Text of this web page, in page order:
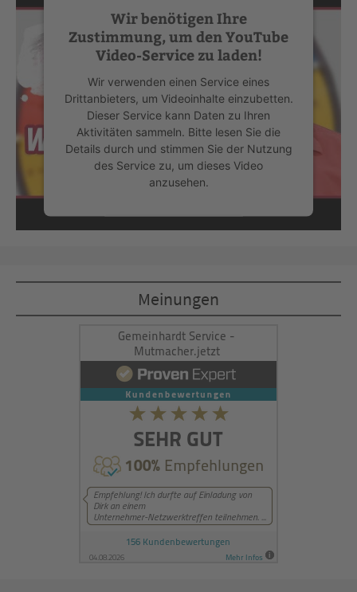
Wir benötigen Ihre
Zustimmung, um den YouTube
Video-Service zu laden!
Wir verwenden einen Service eines
Drittanbieters, um Videoinhalte einzubetten.
Dieser Service kann Daten zu Ihren
Aktivitäten sammeln. Bitte lesen Sie die
Details durch und stimmen Sie der Nutzung
des Service zu, um dieses Video
anzusehen.
Mehr Informationen
powered byUsercentrics Consent
Management Platform&eRecht24
Meinungen